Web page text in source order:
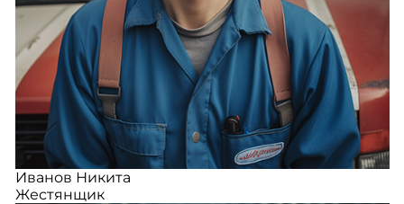
Иванов Никита
Жестянщик